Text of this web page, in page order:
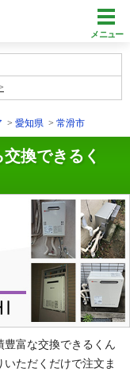
メニュー
愛知県 常滑市
換できるく
富な交換できるくん
ただくだけで注文ま